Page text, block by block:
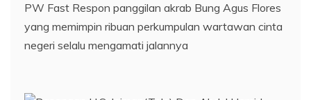
PW Fast Respon panggilan akrab Bung Agus Flores
yang memimpin ribuan perkumpulan wartawan cinta
negeri selalu mengamati jalannya